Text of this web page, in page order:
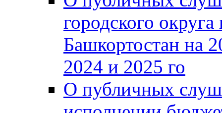
городского
Башкортостан на
2024 и 2025 го
О публичных